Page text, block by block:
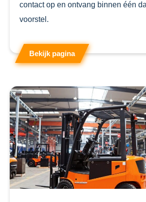
contact op en ontvang binnen één
voorstel.
Bekijk pagina